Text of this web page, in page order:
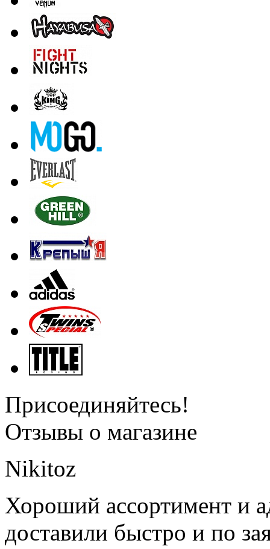
Присоединяйтесь!
Отзывы о магазине
Nikitoz
Хороший ассортимент и
доставили быстро и по